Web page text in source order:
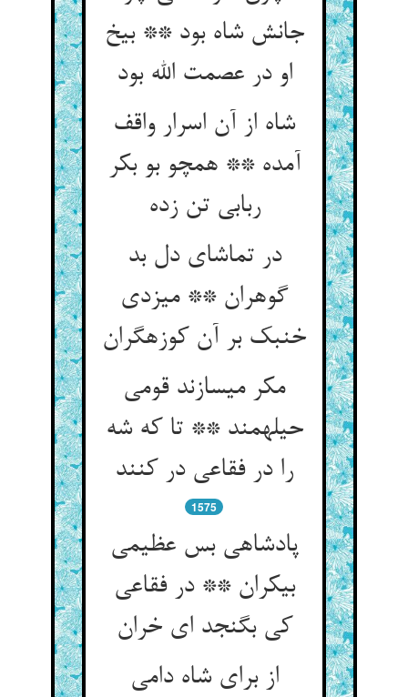
جانش شاه بود ** بیخ
او در عصمت الله بود
شاه از آن اسرار واقف
آمده ** همچو بو بکر
ربابی تن زده‏
در تماشای دل بد
گوهران ** می‏زدی
خنبک بر آن کوزه‏گران‏
مکر می‏سازند قومی
حیله‏مند ** تا که شه
را در فقاعی در کنند
1575
پادشاهی بس عظیمی
بی‏کران ** در فقاعی
کی بگنجد ای خران‏
از برای شاه دامی